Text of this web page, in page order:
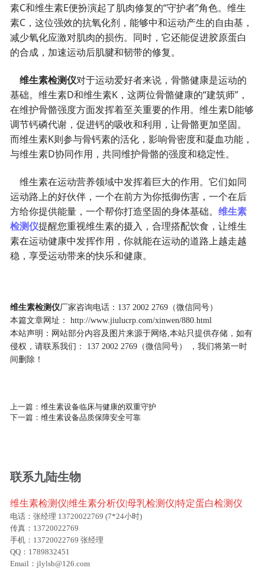
素C和维生素E便扮演起了肌肉修复的“守护者”角色。维生
素C，这位强效的抗氧化剂，能够中和运动产生的自由基，
减少氧化应激对肌肉的损伤。同时，它还能促进胶原蛋白
的合成，加速运动后肌腱和韧带的修复。
维生素检测仪对于运动爱好者来说，骨骼健康是运动的
基础。维生素D和维生素K，这两位骨骼健康的“建筑师”，
在维护骨骼强度方面发挥着至关重要的作用。维生素D能够
调节钙磷代谢，促进钙的吸收和利用，让骨骼更加坚固。
而维生素K则参与骨钙素的活化，影响骨密度和凝血功能，
与维生素D协同作用，共同维护骨骼的强度和稳定性。
维生素在运动营养领域中发挥着巨大的作用。它们如同
运动路上的好伙伴，一个在前方为你抵御伤害，一个在后
方给你提供能量，一个帮你打造坚固的身体基础。维生素
检测仪提醒您重视维生素的摄入，合理搭配饮食，让维生
素在运动健康中发挥作用，你就能在运动的道路上越走越
稳，享受运动带来的快乐和健康。
维生素检测仪厂家咨询电话：137 2002 2769（微信同号）
本篇文章网址： http://www.jiulucrp.com/xinwen/880.html
本站声明：网站部分内容及图片来源于网络,本站只提供存储，如有
侵权，请联系我们： 137 2002 2769（微信同号） ，我们将第一时
间删除！
上一篇：维生素设备临床与健康的双重守护
下一篇：维生素设备品质保障安全可靠
联系九陆生物
维生素检测仪|维生素分析仪|母乳检测仪|特定蛋白检测仪
电话：张经理 13720022769 (7*24小时)
传真：13720022769
手机：13720022769 张经理
QQ：1789832451
Email：jlylsb@126.com